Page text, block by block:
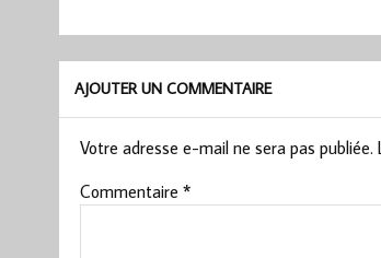
AJOUTER UN COMMENTAIRE
Votre adresse e-mail ne sera pas publiée.
Commentaire *